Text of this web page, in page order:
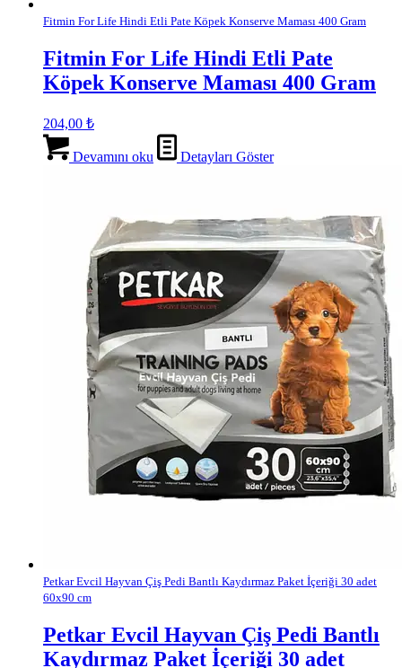
Fitmin For Life Hindi Etli Pate Köpek Konserve Maması 400 Gram
Fitmin For Life Hindi Etli Pate
Köpek Konserve Maması 400 Gram
204,00 ₺
Devamını oku Detayları Göster
Petkar Evcil Hayvan Çiş Pedi Bantlı Kaydırmaz Paket İçeriği 30 adet
60x90 cm
Petkar Evcil Hayvan Çiş Pedi Bantlı
Kaydırmaz Paket İçeriği 30 adet